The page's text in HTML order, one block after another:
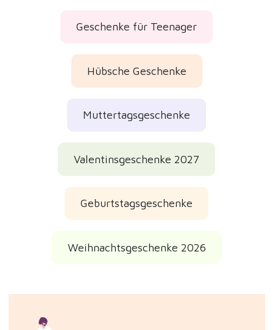
Geschenke für Teenager
Hübsche Geschenke
Muttertagsgeschenke
Valentinsgeschenke 2027
Geburtstagsgeschenke
Weihnachtsgeschenke 2026